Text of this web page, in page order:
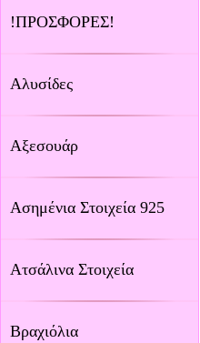
!ΠΡΟΣΦΟΡΕΣ!
Αλυσίδες
Αξεσουάρ
Ασημένια Στοιχεία 925
Ατσάλινα Στοιχεία
Βραχιόλια